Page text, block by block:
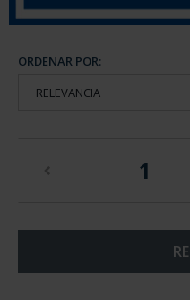
ORDENAR POR:
1